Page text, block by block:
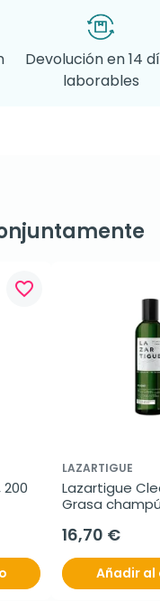
Devolución en 14
laborables
favorite_border
LAZARTIGUE
Lazartigue
Grasa
16,70 €
Añadir